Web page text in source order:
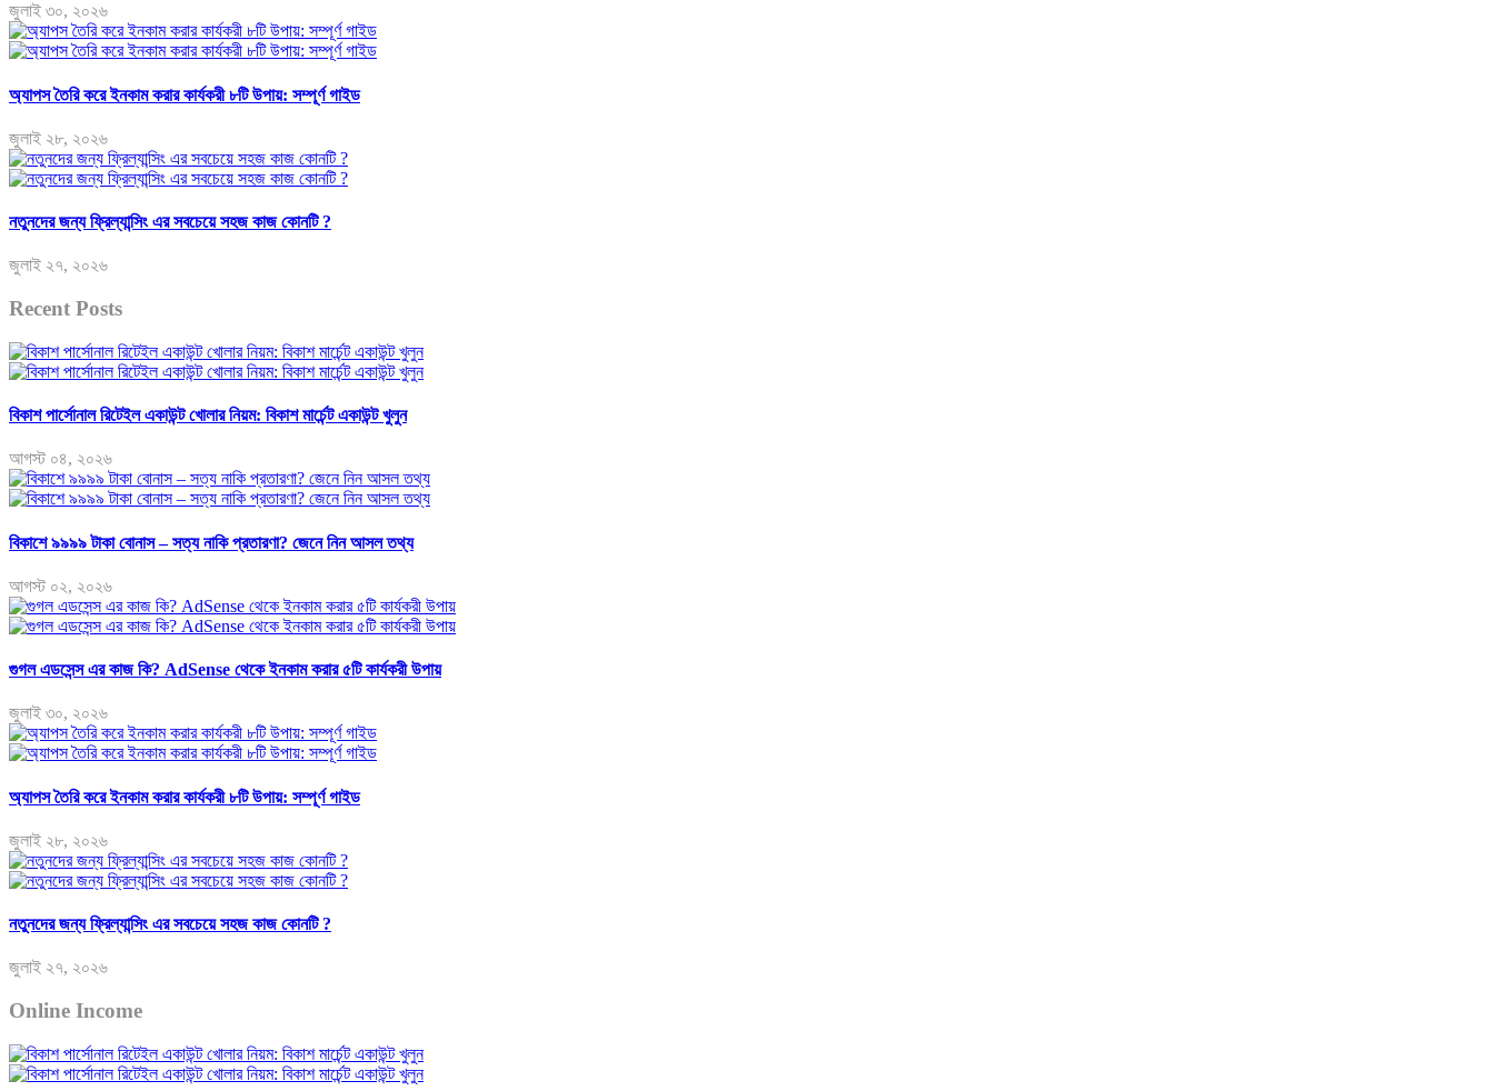
জুলাই ৩০, ২০২৬
অ্যাপস তৈরি করে ইনকাম করার কার্যকরী ৮টি উপায়: সম্পূর্ণ গাইড
জুলাই ২৮, ২০২৬
নতুনদের জন্য ফ্রিল্যান্সিং এর সবচেয়ে সহজ কাজ কোনটি ?
জুলাই ২৭, ২০২৬
Recent Posts
বিকাশ পার্সোনাল রিটেইল একাউন্ট খোলার নিয়ম: বিকাশ মার্চেন্ট একাউন্ট খুলুন
আগস্ট ০৪, ২০২৬
বিকাশে ৯৯৯৯ টাকা বোনাস – সত্য নাকি প্রতারণা? জেনে নিন আসল তথ্য
আগস্ট ০২, ২০২৬
গুগল এডসেন্স এর কাজ কি? AdSense থেকে ইনকাম করার ৫টি কার্যকরী উপায়
জুলাই ৩০, ২০২৬
অ্যাপস তৈরি করে ইনকাম করার কার্যকরী ৮টি উপায়: সম্পূর্ণ গাইড
জুলাই ২৮, ২০২৬
নতুনদের জন্য ফ্রিল্যান্সিং এর সবচেয়ে সহজ কাজ কোনটি ?
জুলাই ২৭, ২০২৬
Online Income